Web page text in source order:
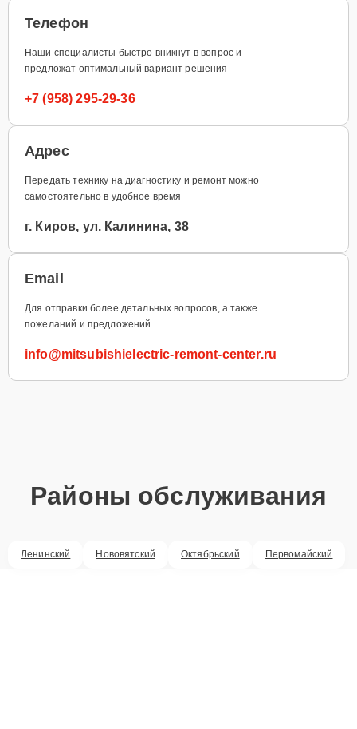
Телефон
Наши специалисты быстро вникнут в вопрос и
предложат оптимальный вариант решения
+7 (958) 295-29-36
Адрес
Передать технику на диагностику и ремонт можно
самостоятельно в удобное время
г. Киров, ул. Калинина, 38
Email
Для отправки более детальных вопросов, а также
пожеланий и предложений
info@mitsubishielectric-remont-center.ru
Районы обслуживания
Ленинский Нововятский Октябрьский Первомайский